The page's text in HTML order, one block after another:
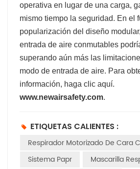
operativa en lugar de una carga,
mismo tiempo la seguridad. En el
popularización del diseño
entrada de aire conmutables
superando aún más las
modo de entrada de aire. Para
información, haga clic aquí.
www.newairsafety.com.
ETIQUETAS CALIENTES :
Respirador Motorizado De Cara
Sistema Papr
Mascarilla